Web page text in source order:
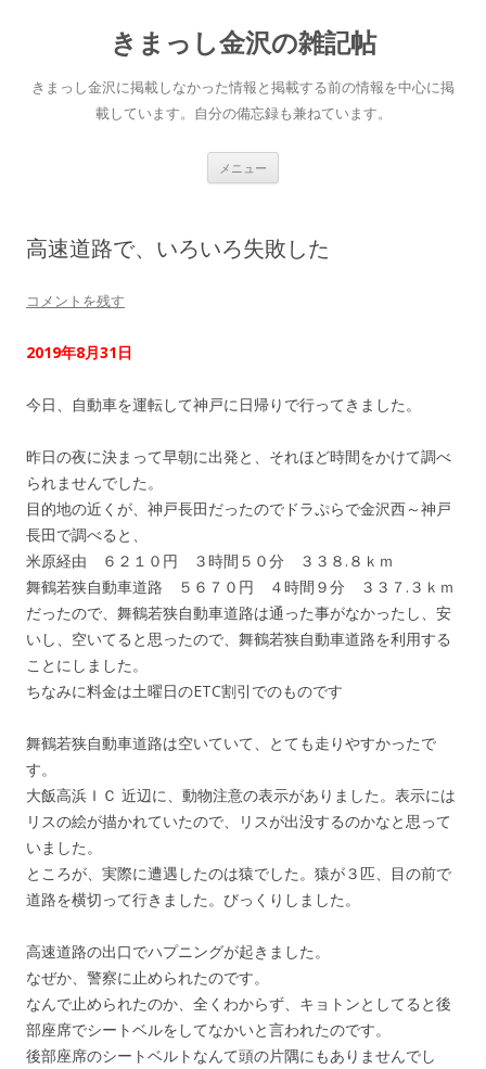
きまっし金沢の雑記帖
きまっし金沢に掲載しなかった情報と掲載する前の情報を中心に掲
載しています。自分の備忘録も兼ねています。
メニュー
へ
ス
キ
高速道路で、いろいろ失敗した
コメントを残す
2019年8月31日
今日、自動車を運転して神戸に日帰りで行ってきました。
昨日の夜に決まって早朝に出発と、それほど時間をかけて調べ
られませんでした。
目的地の近くが、神戸長田だったのでドラぷらで金沢西～神戸
長田で調べると、
米原経由 ６２１０円 ３時間５０分 ３３８.８ｋｍ
舞鶴若狭自動車道路 ５６７０円 ４時間９分 ３３７.３ｋｍ
だったので、舞鶴若狭自動車道路は通った事がなかったし、安
いし、空いてると思ったので、舞鶴若狭自動車道路を利用する
ことにしました。
ちなみに料金は土曜日のETC割引でのものです
舞鶴若狭自動車道路は空いていて、とても走りやすかったで
す。
大飯高浜ＩＣ 近辺に、動物注意の表示がありました。表示には
リスの絵が描かれていたので、リスが出没するのかなと思って
いました。
ところが、実際に遭遇したのは猿でした。猿が３匹、目の前で
道路を横切って行きました。びっくりしました。
高速道路の出口でハプニングが起きました。
なぜか、警察に止められたのです。
なんで止められたのか、全くわからず、キョトンとしてると後
部座席でシートベルをしてなかいと言われたのです。
後部座席のシートベルトなんて頭の片隅にもありませんでし